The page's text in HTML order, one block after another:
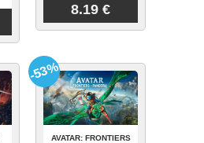
8.19 €
AVATAR: FRONTIERS
-53%